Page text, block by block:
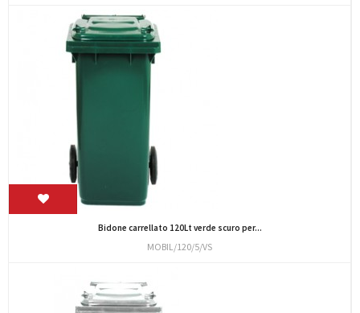
Bidone carrellato 120Lt verde scuro per...
MOBIL/120/5/VS